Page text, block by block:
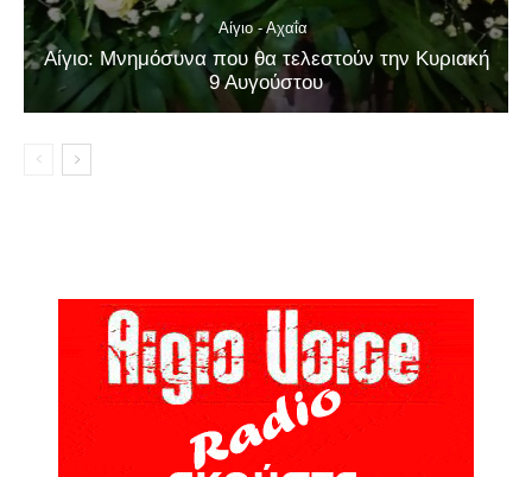
Αίγιο - Αχαΐα
Αίγιο: Μνημόσυνα που θα τελεστούν την Κυριακή
9 Αυγούστου